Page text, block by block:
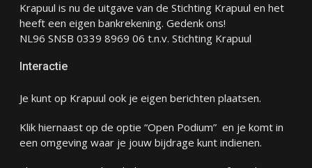
Krapuul is nu de uitgave van de Stichting Krapuul en het
heeft een eigen bankrekening. Gedenk ons!
NL96 SNSB 0339 8969 06 t.n.v. Stichting Krapuul
Interactie
Je kunt op Krapuul ook je eigen berichten plaatsen.
Klik hiernaast op de optie “Open Podium” en je komt in
een omgeving waar je jouw bijdrage kunt indienen.